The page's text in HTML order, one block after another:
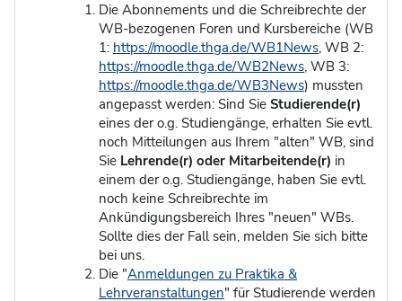
Die Abonnements und die Schreibrechte der
WB-bezogenen Foren und Kursbereiche (WB
1: https://moodle.thga.de/WB1News, WB 2:
https://moodle.thga.de/WB2News, WB 3:
https://moodle.thga.de/WB3News) mussten
angepasst werden: Sind Sie Studierende(r)
eines der o.g. Studiengänge, erhalten Sie evtl.
noch Mitteilungen aus Ihrem "alten" WB, sind
Sie Lehrende(r) oder Mitarbeitende(r) in
einem der o.g. Studiengänge, haben Sie evtl.
noch keine Schreibrechte im
Ankündigungsbereich Ihres "neuen" WBs.
Sollte dies der Fall sein, melden Sie sich bitte
bei uns.
Die "Anmeldungen zu Praktika &
Lehrveranstaltungen" für Studierende werden